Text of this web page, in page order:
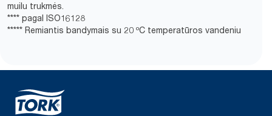
muilu trukmės.
**** pagal ISO16128
***** Remiantis bandymais su 20 ºC temperatūros vandeniu